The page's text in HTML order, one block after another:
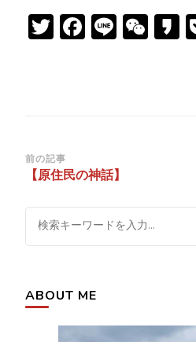
Twitter
Facebook
Line
投
稿
ナ
ビ
ゲ
シ
ョ
前の記事
【原住民の神話】
な
に
探
ABOUT ME